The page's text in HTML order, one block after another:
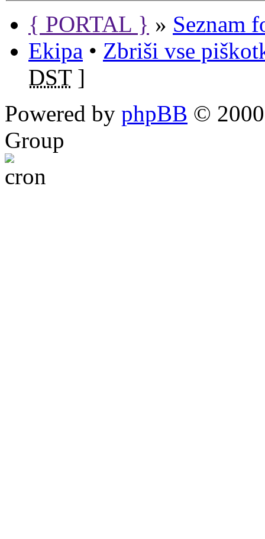
{ PORTAL } » Seznam
Ekipa • Zbriši vse
DST]
Powered by phpBB ©
Group